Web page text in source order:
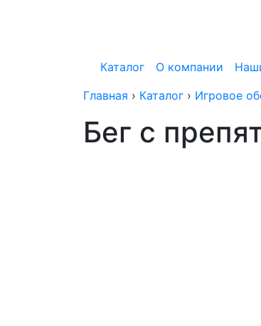
Каталог О компании
Главная › Каталог › Игровое
Бег с